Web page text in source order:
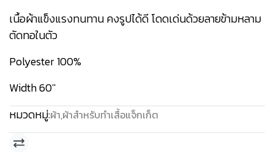
เนื้อผ้าแข็งแรงทนทาน คงรูปได้ดี โดดเด่นด้วยลายข้ามหลาม
ตัดทอในตัว
Polyester 100%
Width 60''
หมวดหมู่:ผ้า,ผ้าสำหรับทำเสื้อแจ็กเก็ต